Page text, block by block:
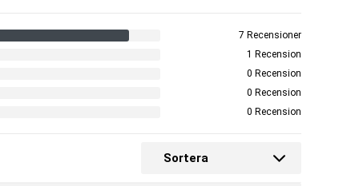
7 Recensioner
1 Recension
0 Recension
0 Recension
0 Recension
Sortera